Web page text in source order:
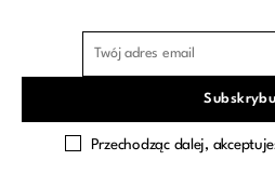
Przechodząc dalej,